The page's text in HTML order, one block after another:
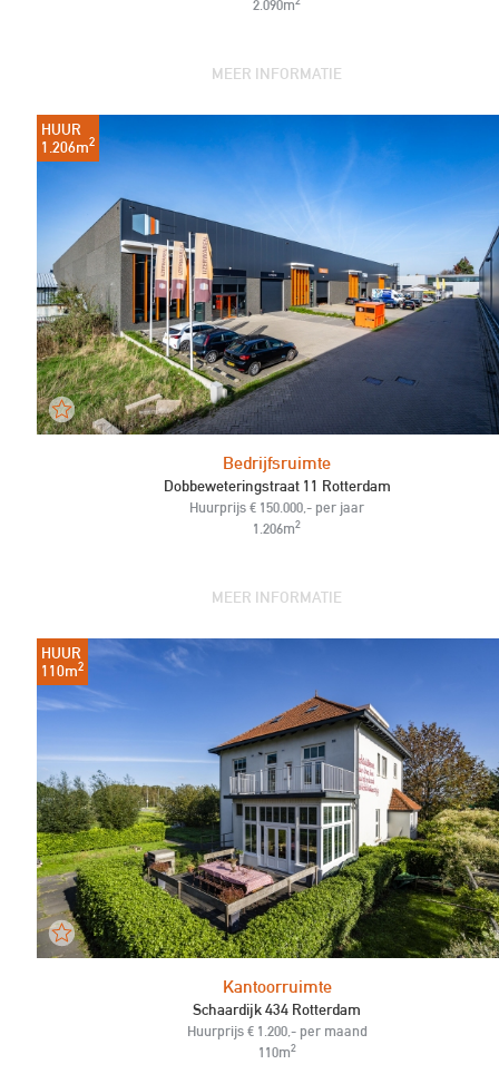
2.090m
MEER INFORMATIE
HUUR
1.206m2
Bedrijfsruimte
Dobbeweteringstraat 11 Rotterdam
Huurprijs € 150.000,- per jaar
1.206m2
MEER INFORMATIE
HUUR
110m2
Kantoorruimte
Schaardijk 434 Rotterdam
Huurprijs € 1.200,- per maand
110m2